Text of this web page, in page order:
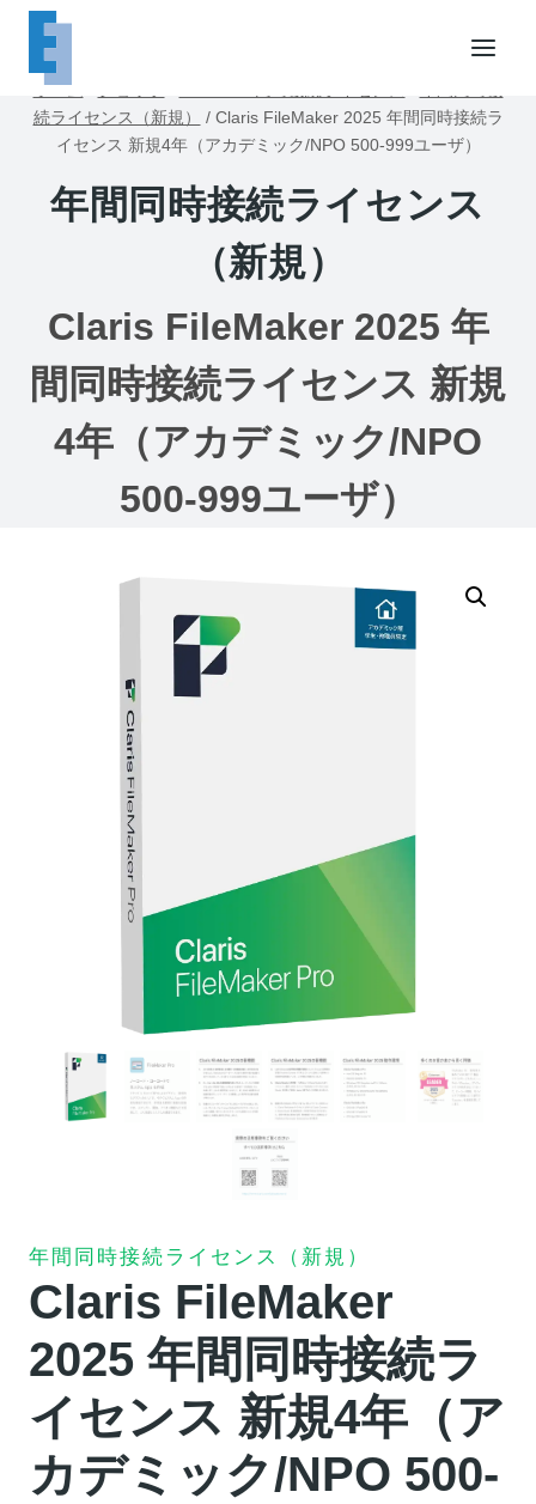
ホーム
続ライセンス（新規）
/ Claris FileMaker 2025 年間同時接続ラ
イセンス 新規4年（アカデミック/NPO 500-999ユーザ）
年間同時接続ライセンス
（新規）
Claris FileMaker 2025 年
間同時接続ライセンス 新規
4年（アカデミック/NPO
500-999ユーザ）
年間同時接続ライセンス（新規）
Claris FileMaker
2025 年間同時接続ラ
イセンス 新規4年（ア
カデミック/NPO 500-